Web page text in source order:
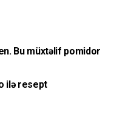
Bu müxtəlif pomidor
ilə resept